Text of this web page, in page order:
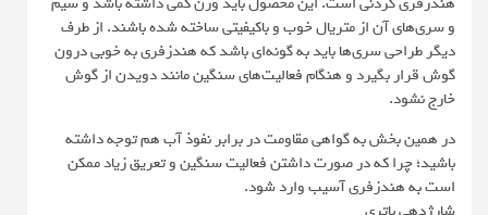
و سری‌های آن از متریال خوب و باکیفیتی ساخته شده باشند. از طرف
دیگر طراحی سری‌ها باید به گونه‌ای باشد که هندزفری به خوبی درون
گوش قرار بگیرد و هنگام فعالیت‌های سنگین مانند دویدن از گوش
خارج نشود.
در همین بخش به گواهی مقاومت در برابر نفوذ آب هم توجه داشته
باشید؛ چرا که در صورت داشتن فعالیت سنگین و تعریق زیاد ممکن
است به هندزفری آسیب وارد شود.